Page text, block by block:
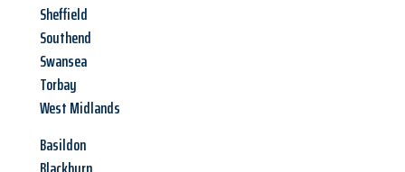
Sheffield
Southend
Swansea
Torbay
West Midlands
Basildon